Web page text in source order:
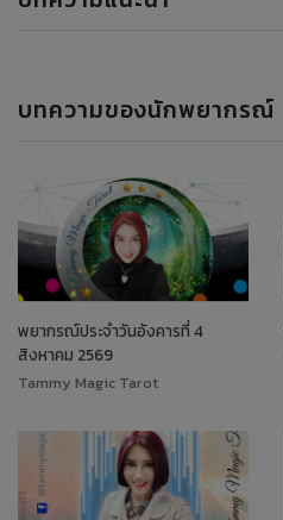
บทความของนักพยากรณ์
พยากรณ์ประจำวันอังคารที่ 4
สิงหาคม 2569
Tammy Magic Tarot